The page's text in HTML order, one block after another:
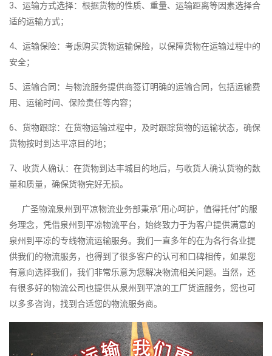
3、运输方式选择：根据货物的性质、重量、运输距离等因素选择合
适的运输方式；
4、运输保险：考虑购买货物运输保险，以保障货物在运输过程中的
安全；
5、运输合同：与物流服务提供商签订明确的运输合同，包括运输费
用、运输时间、保险责任等内容；
6、货物跟踪：在货物运输过程中，及时跟踪货物的运输状态，确保
货物按时到达平凉目的地；
7、收货人确认：在货物到达丰城目的地后，与收货人确认货物的数
量和质量，确保货物完好无损。
广圣物流泉州到平凉物流业务部秉承“用心呵护，值得托付”的服
务理念，凭借泉州到平凉物流平台，始终致力于为客户提供满意的
泉州到平凉的专线物流运输服务。我们一直多年的在为各行各业提
供我们的物流服务，也得到了很多客户的认可和口碑相传，如果您
有意向选择我们，我们非常乐意为您解决物流相关问题。当然，还
有很多好的物流公司也提供从泉州到平凉的工厂货运服务，您也可
以多多咨询，找到合适您的物流服务商。